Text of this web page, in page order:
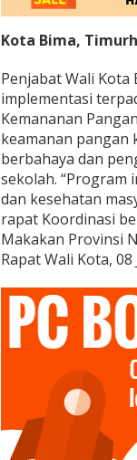
n
a
n
a
n
g
a
n
N
a
s
i
o
n
a
a
B
Kota Bima,
Penjabat Wali Kota
implementasi
Kemananan
keamanan pangan
berbahaya dan
sekolah. “Program
dan kesehatan
rapat Koordinasi
Makakan Provinsi
Rapat Wali Kota, 08